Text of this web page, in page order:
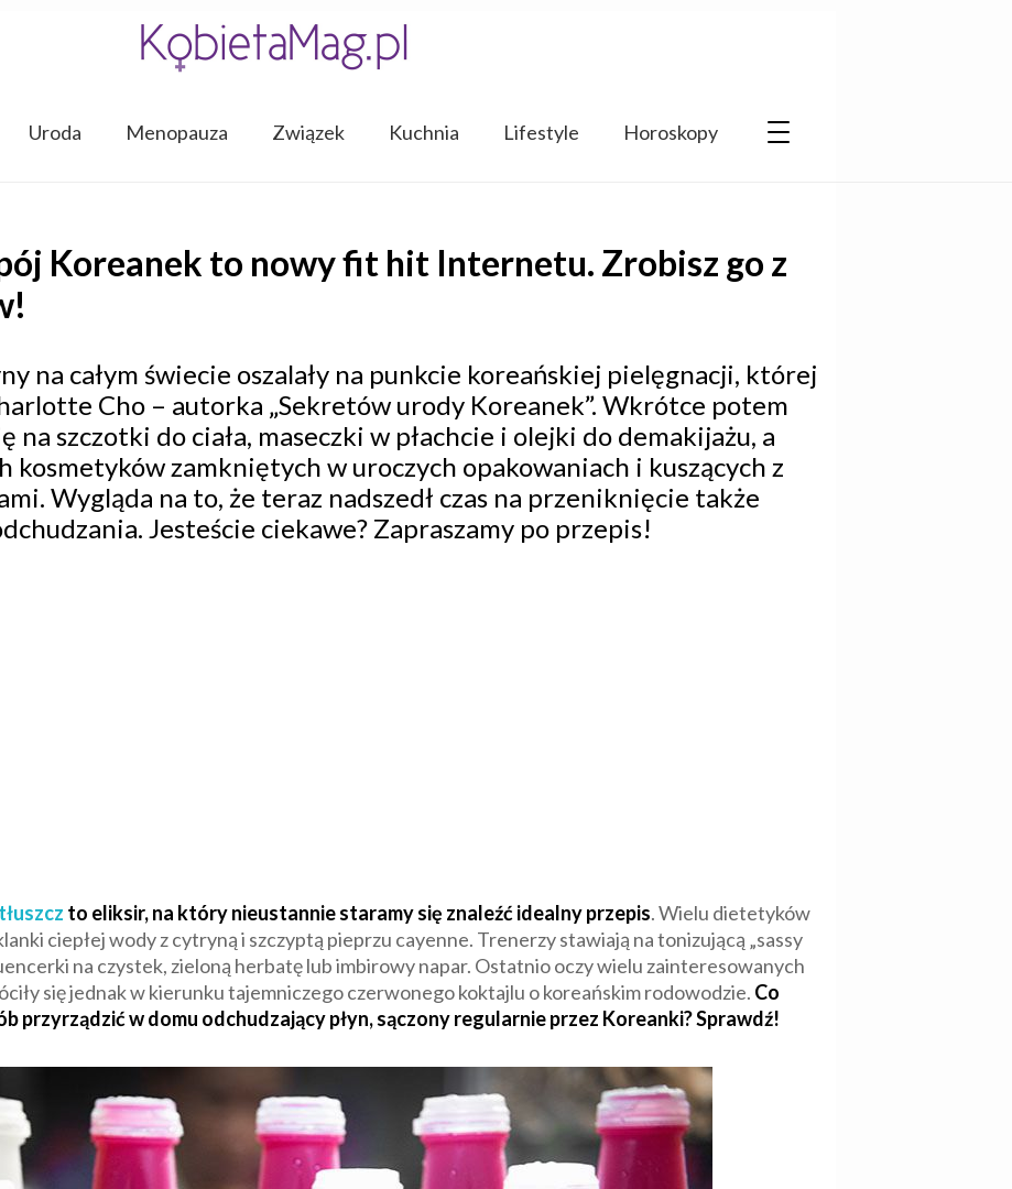
Uroda Menopauza Związek Kuchnia Lifestyle Horoskopy
Koreanek to nowy fit hit Internetu. Zrobisz go z
na całym świecie oszalały na punkcie koreańskiej pielęgnacji, której
Cho – autorka „Sekretów urody Koreanek”. Wkrótce potem
na szczotki do ciała, maseczki w płachcie i olejki do demakijażu, a
kosmetyków zamkniętych w uroczych opakowaniach i kuszących z
Wygląda na to, że teraz nadszedł czas na przeniknięcie także
Jesteście ciekawe? Zapraszamy po przepis!
to eliksir, na który nieustannie staramy się znaleźć idealny przepis. Wielu dietetyków
ciepłej wody z cytryną i szczyptą pieprzu cayenne. Trenerzy stawiają na tonizującą „sassy
na czystek, zieloną herbatę lub imbirowy napar. Ostatnio oczy wielu zainteresowanych
się jednak w kierunku tajemniczego czerwonego koktajlu o koreańskim rodowodzie. Co
przyrządzić w domu odchudzający płyn, sączony regularnie przez Koreanki? Sprawdź!